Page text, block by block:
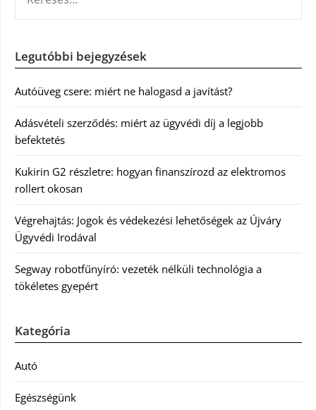
Legutóbbi bejegyzések
Autóüveg csere: miért ne halogasd a javítást?
Adásvételi szerződés: miért az ügyvédi díj a legjobb
befektetés
Kukirin G2 részletre: hogyan finanszírozd az elektromos
rollert okosan
Végrehajtás: Jogok és védekezési lehetőségek az Újváry
Ügyvédi Irodával
Segway robotfűnyíró: vezeték nélküli technológia a
tökéletes gyepért
Kategória
Autó
Egészségünk